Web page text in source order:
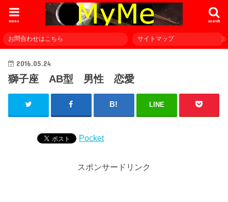
search
menu
お問合わせはこちら サイトマップ
2016.05.24
獅子座 AB型 男性 恋愛
LINE
Pocket
スポンサードリンク